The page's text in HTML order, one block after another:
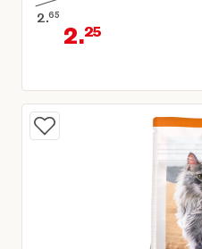
2.65
Oorspronkelijke prijs €
2.25
Huidige